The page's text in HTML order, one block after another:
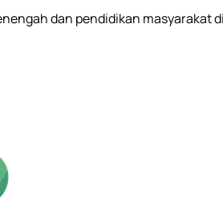
dan pendidikan masyarakat